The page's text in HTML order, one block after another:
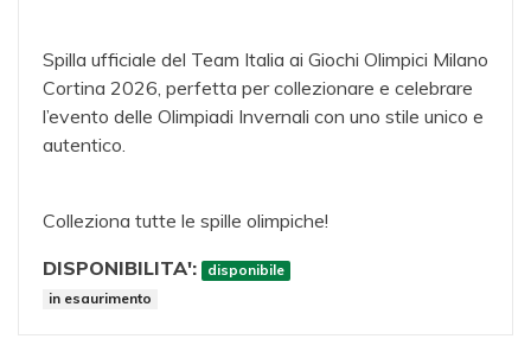
Spilla ufficiale del Team Italia ai Giochi Olimpici Milano
Cortina 2026, perfetta per collezionare e celebrare
l’evento delle Olimpiadi Invernali con uno stile unico e
autentico.
Colleziona tutte le spille olimpiche!
DISPONIBILITA':
disponibile
in esaurimento